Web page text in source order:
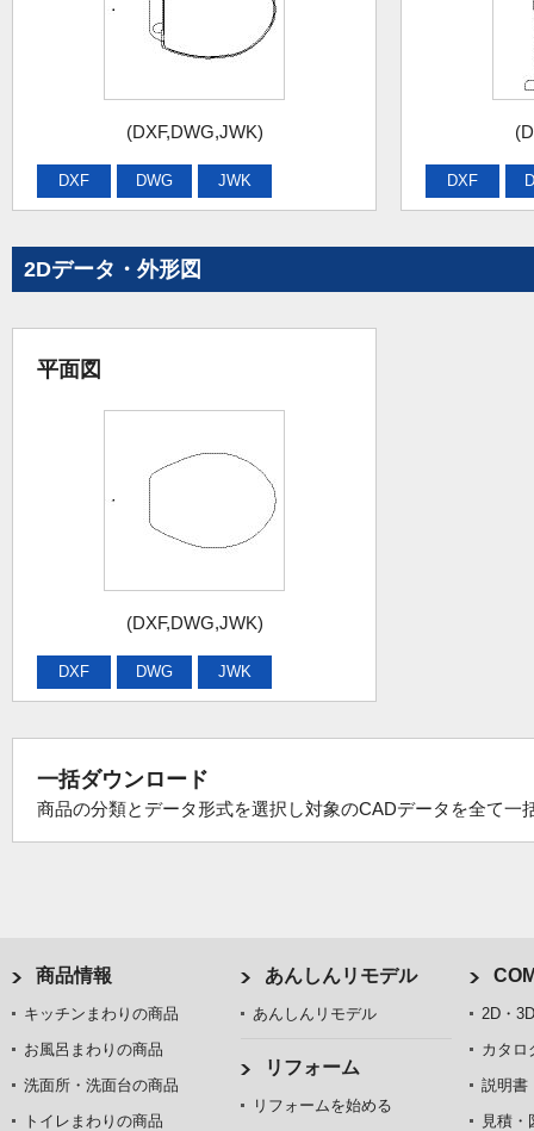
(DXF,DWG,JWK)
DXF DWG JWK DXF
2Dデータ・外形図
平面図
(DXF,DWG,JWK)
DXF DWG JWK
一括ダウンロード
商品の分類とデータ形式を選択し対象のCADデータを全て一
商品情報
キッチンまわりの商品
お風呂まわりの商品
洗面所・洗面台の商品
トイレまわりの商品
あんしんリモデル
あんしんリモデル
リフォーム
リフォームを始める
2D・
カタロ
説明書
見積・